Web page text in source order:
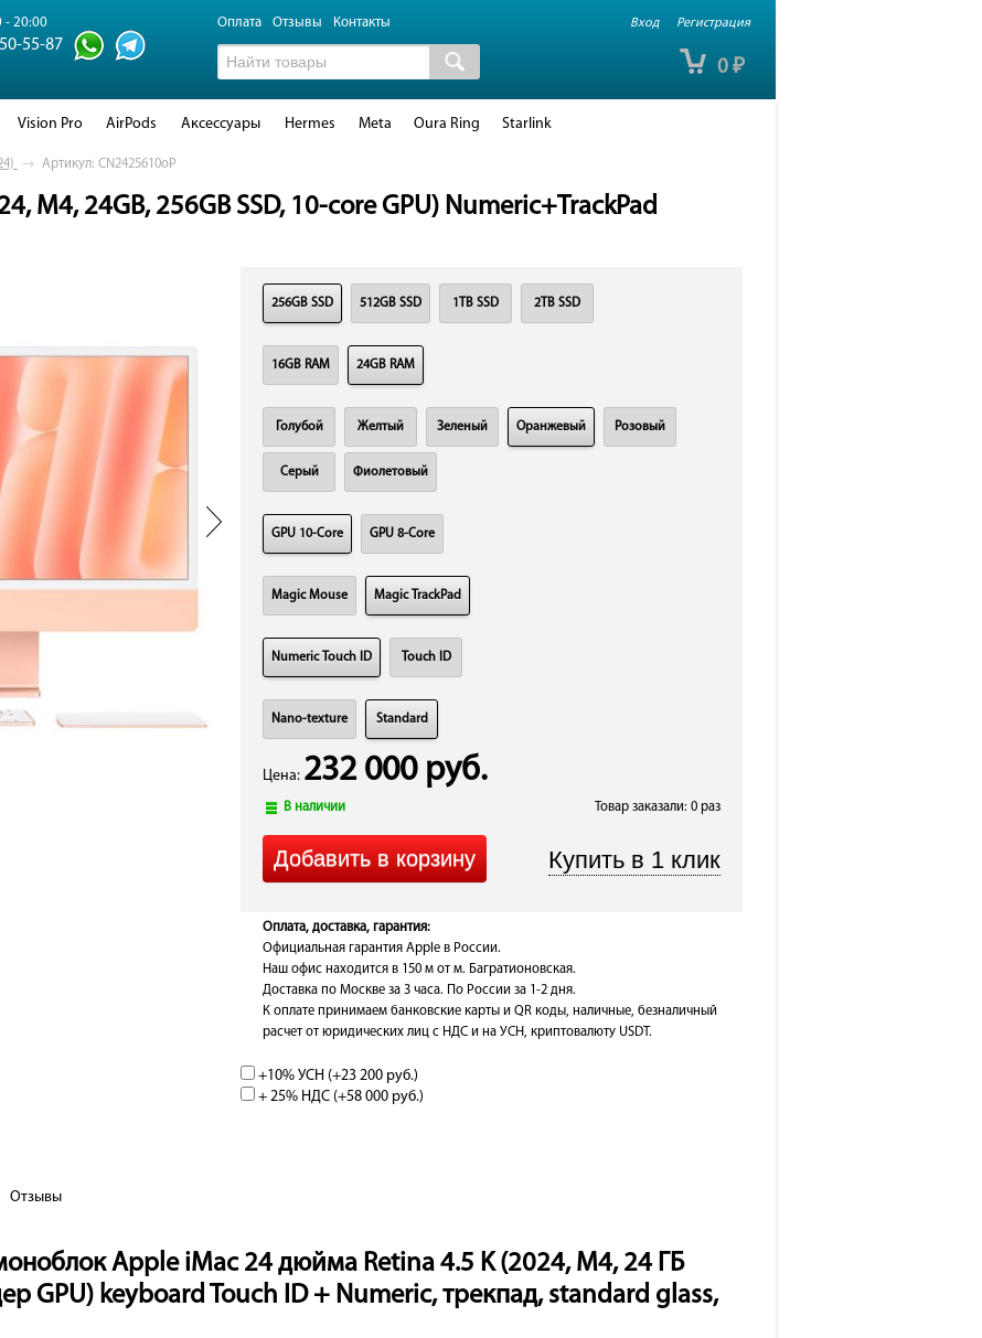
Вход Регистрация
- 20:00
55-87
Оплата Отзывы Контакты
0 ₽
Vision Pro AirPods Аксессуары Hermes Meta Oura Ring Starlink
→ Артикул: CN2425610oP
M4, 24GB, 256GB SSD, 10-core GPU) Numeric+TrackPad
256GB SSD 512GB SSD 1TB SSD 2TB SSD
16GB RAM 24GB RAM
Голубой Желтый Зеленый Оранжевый Розовый
Серый Фиолетовый
GPU 10-Core GPU 8-Core
Magic Mouse Magic TrackPad
Numeric Touch ID Touch ID
Nano-texture Standard
Цена: 232 000 руб.
В наличии Товар заказали: 0 раз
Оплата, доставка, гарантия:
Официальная гарантия Apple в России.
Наш офис находится в 150 м от м. Багратионовская.
Доставка по Москве за 3 часа. По России за 1-2 дня.
К оплате принимаем банковские карты и QR коды, наличные, безналичный
расчет от юридических лиц с НДС и на УСН, криптовалюту USDT.
+10% УСН (+23 200 руб.)
+ 25% НДС (+58 000 руб.)
Отзывы
Apple iMac 24 дюйма Retina 4.5 K (2024, M4, 24 ГБ
GPU) keyboard Touch ID + Numeric, трекпад, standard glass,